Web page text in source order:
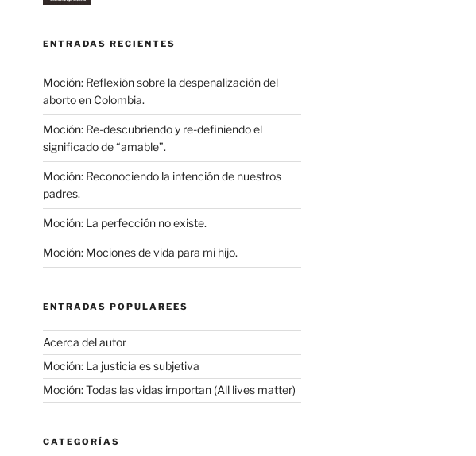
ENTRADAS RECIENTES
Moción: Reflexión sobre la despenalización del
aborto en Colombia.
Moción: Re-descubriendo y re-definiendo el
significado de “amable”.
Moción: Reconociendo la intención de nuestros
padres.
Moción: La perfección no existe.
Moción: Mociones de vida para mi hijo.
ENTRADAS POPULAREES
Acerca del autor
Moción: La justicia es subjetiva
Moción: Todas las vidas importan (All lives matter)
CATEGORÍAS